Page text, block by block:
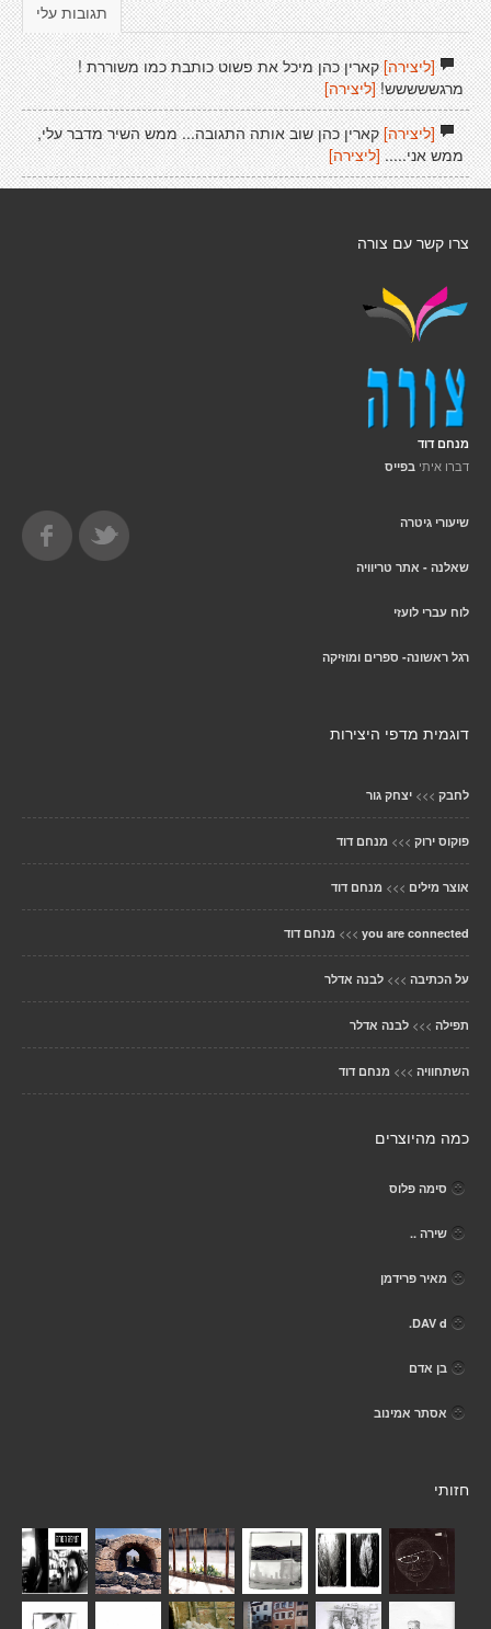
תגובות עלי
[ליצירה]קארין כהן מיכל את פשוט כותבת כמו משוררת !
מרגששששש![ליצירה]
[ליצירה]קארין כהן שוב אותה התגובה... ממש השיר מדבר עלי,
ממש אני..... [ליצירה]
צרו קשר עם צורה
מנחם דוד
דברו איתי בפייס
שיעורי גיטרה
שאלנה - אתר טריוויה
לוח עברי לועזי
רגל ראשונה- ספרים ומוזיקה
דוגמית מדפי היצירות
לחבק >>> יצחק גור
פוקוס ירוק >>> מנחם דוד
אוצר מילים >>> מנחם דוד
you are connected
>>> מנחם דוד
על הכתיבה >>> לבנה אדלר
תפילה >>> לבנה אדלר
השתחוויה >>> מנחם דוד
כמה מהיוצרים
סימה פלוס
שירה ..
מאיר פרידמן
DAV d.
בן אדם
אסתר אמינוב
חזותי